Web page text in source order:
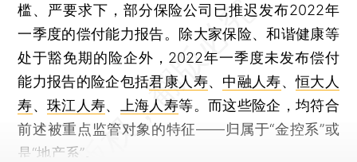
槛、严要求下，部分保险公司已推迟发布2022年
一季度的偿付能力报告。除大家保险、和谐健康等
处于豁免期的险企外，2022年一季度未发布偿付
能力报告的险企包括君康人寿、 中融人寿、恒大人
寿、珠江人寿、 上海人寿等。而这些险企，均符合
前述被重点监管对象的特征——归属于“金控系”或
是“地产系”。